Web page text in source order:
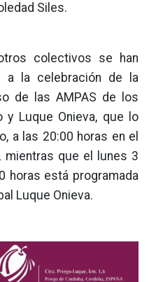
Siles.
colectivos se han
a la celebración de la
de las AMPAS de los
y Luque Onieva, que lo
a las 20:00 horas en el
mientras que el lunes 3
horas está programada
Luque Onieva.